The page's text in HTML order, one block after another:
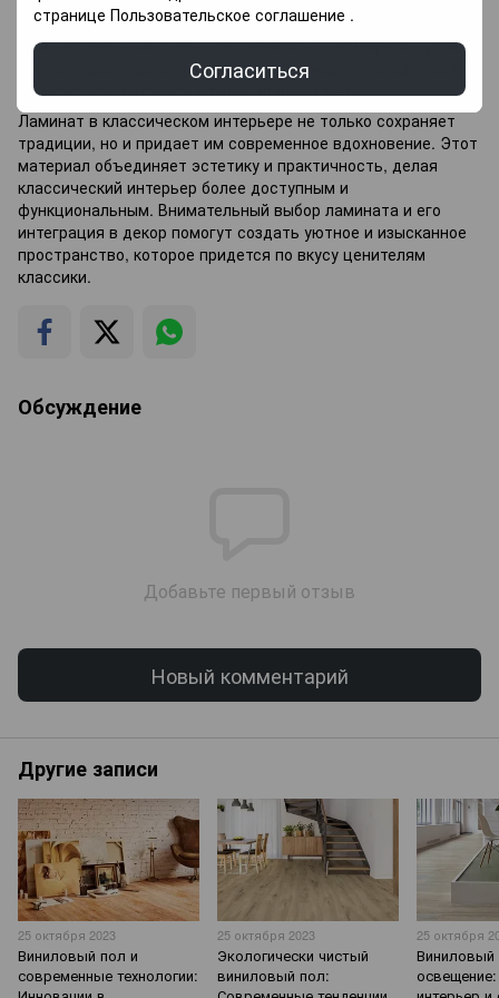
странице Пользовательское соглашение .
Согласиться
7. Уход и обслуживание:
Ламинат легко чистить и обслуживать. Регулярная сухая
уборка и влажная уборка с мягкими моющими средствами
помогут сохранить его в первозданном виде.
Ламинат в классическом интерьере не только сохраняет
традиции, но и придает им современное вдохновение. Этот
материал объединяет эстетику и практичность, делая
классический интерьер более доступным и
функциональным. Внимательный выбор ламината и его
интеграция в декор помогут создать уютное и изысканное
пространство, которое придется по вкусу ценителям
классики.
Обсуждение
Добавьте первый отзыв
Новый комментарий
Другие записи
25 октября 2023
Виниловый пол и
современные технологии:
25 октября 2023
Экологически чистый
виниловый пол:
25 октября
Виниловый